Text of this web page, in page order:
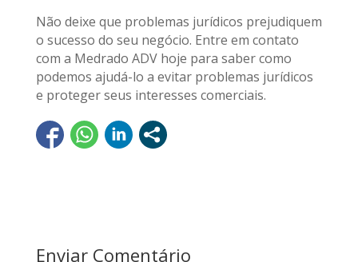
Não deixe que problemas jurídicos prejudiquem
o sucesso do seu negócio. Entre em contato
com a Medrado ADV hoje para saber como
podemos ajudá-lo a evitar problemas jurídicos
e proteger seus interesses comerciais.
Enviar Comentário